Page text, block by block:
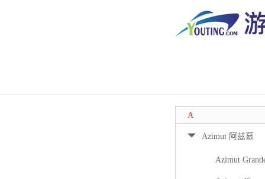
A
Azimut 阿兹慕
Azimut